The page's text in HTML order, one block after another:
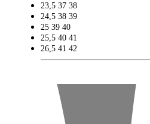
23,5 37 38
24,5 38 39
25 39 40
25,5 40 41
26,5 41 42